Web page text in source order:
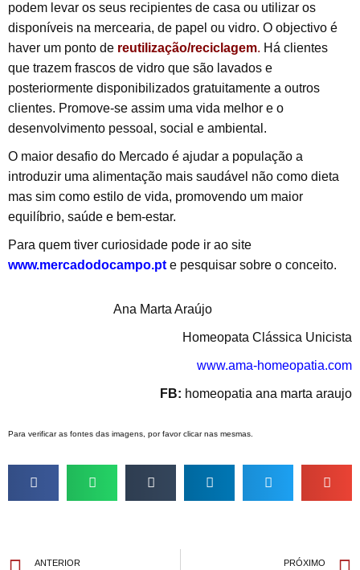
podem levar os seus recipientes de casa ou utilizar os
disponíveis na mercearia, de papel ou vidro. O objectivo é
haver um ponto de reutilização/reciclagem. Há clientes
que trazem frascos de vidro que são lavados e
posteriormente disponibilizados gratuitamente a outros
clientes. Promove-se assim uma vida melhor e o
desenvolvimento pessoal, social e ambiental.
O maior desafio do Mercado é ajudar a população a
introduzir uma alimentação mais saudável não como dieta
mas sim como estilo de vida, promovendo um maior
equilíbrio, saúde e bem-estar.
Para quem tiver curiosidade pode ir ao site
www.mercadodocampo.pt e pesquisar sobre o conceito.
Ana Marta Araújo
Homeopata Clássica Unicista
www.ama-homeopatia.com
FB: homeopatia ana marta araujo
Para verificar as fontes das imagens, por favor clicar nas mesmas.
ANTERIOR PRÓXIMO